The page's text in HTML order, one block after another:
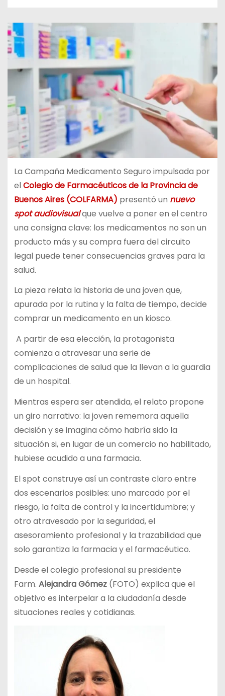
La Campaña Medicamento Seguro impulsada por
elColegio de Farmacéuticos de la Provincia de
Buenos Aires (COLFARMA) presentó un nuevo
spot audiovisualque vuelve a poner en el centro
una consigna clave: los medicamentos no son un
producto más y su compra fuera del circuito
legal puede tener consecuencias graves para la
salud.
La pieza relata la historia de una joven que,
apurada por la rutina y la falta de tiempo, decide
comprar un medicamento en un kiosco.
A partir de esa elección, la protagonista
comienza a atravesar una serie de
complicaciones de salud que la llevan a la guardia
de un hospital.
Mientras espera ser atendida, el relato propone
un giro narrativo: la joven rememora aquella
decisión y se imagina cómo habría sido la
situación si, en lugar de un comercio no habilitado,
hubiese acudido a una farmacia.
El spot construye así un contraste claro entre
dos escenarios posibles: uno marcado por el
riesgo, la falta de control y la incertidumbre; y
otro atravesado por la seguridad, el
asesoramiento profesional y la trazabilidad que
solo garantiza la farmacia y el farmacéutico.
Desde el colegio profesional su presidente
Farm. Alejandra Gómez(FOTO) explica que el
objetivo es interpelar a la ciudadanía desde
situaciones reales y cotidianas.